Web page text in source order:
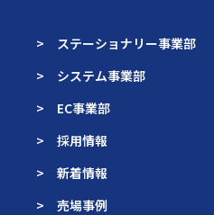
> ステーショナリー事業部
> システム事業部
> EC事業部
> 採用情報
> 新着情報
> 売場事例